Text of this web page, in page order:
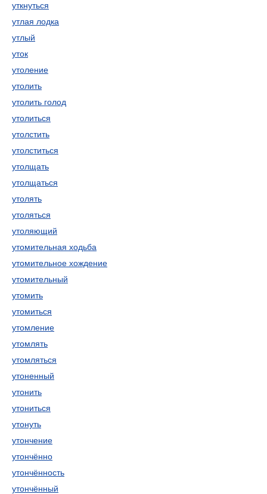
уткнуться
утлая лодка
утлый
уток
утоление
утолить
утолить голод
утолиться
утолстить
утолститься
утолщать
утолщаться
утолять
утоляться
утоляющий
утомительная ходьба
утомительное хождение
утомительный
утомить
утомиться
утомление
утомлять
утомляться
утоненный
утонить
утониться
утонуть
утончение
утончённо
утончённость
утончённый